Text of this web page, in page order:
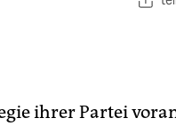
ihrer Partei